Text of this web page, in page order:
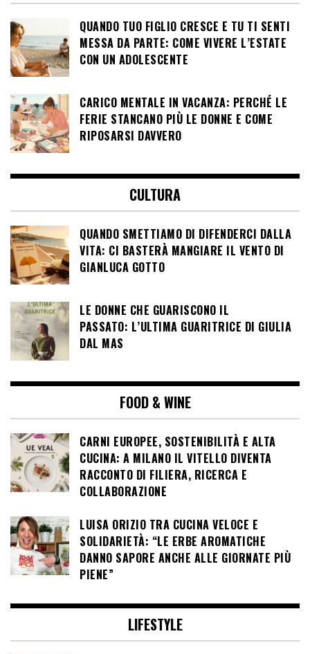
QUANDO TUO FIGLIO CRESCE E TU TI SENTI
MESSA DA PARTE: COME VIVERE L’ESTATE
CON UN ADOLESCENTE
CARICO MENTALE IN VACANZA: PERCHÉ LE
FERIE STANCANO PIÙ LE DONNE E COME
RIPOSARSI DAVVERO
CULTURA
QUANDO SMETTIAMO DI DIFENDERCI DALLA
VITA: CI BASTERÀ MANGIARE IL VENTO DI
GIANLUCA GOTTO
LE DONNE CHE GUARISCONO IL
PASSATO: L’ULTIMA GUARITRICE DI GIULIA
DAL MAS
FOOD & WINE
CARNI EUROPEE, SOSTENIBILITÀ E ALTA
CUCINA: A MILANO IL VITELLO DIVENTA
RACCONTO DI FILIERA, RICERCA E
COLLABORAZIONE
LUISA ORIZIO TRA CUCINA VELOCE E
SOLIDARIETÀ: “LE ERBE AROMATICHE
DANNO SAPORE ANCHE ALLE GIORNATE PIÙ
PIENE”
LIFESTYLE